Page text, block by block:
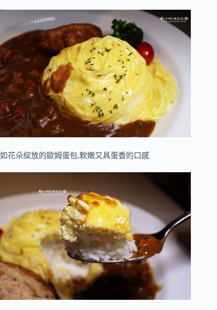
如花朵綻放的歐姆蛋包,軟嫩又具蛋香的口感